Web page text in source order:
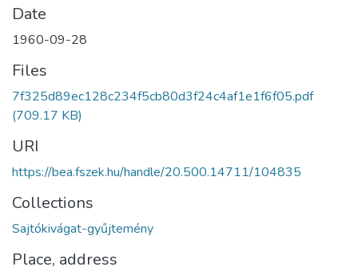
Date
1960-09-28
Files
7f325d89ec128c234f5cb80d3f24c4af1e1f6f05.pdf
(709.17 KB)
URI
https://bea.fszek.hu/handle/20.500.14711/104835
Collections
Sajtókivágat-gyűjtemény
Place, address